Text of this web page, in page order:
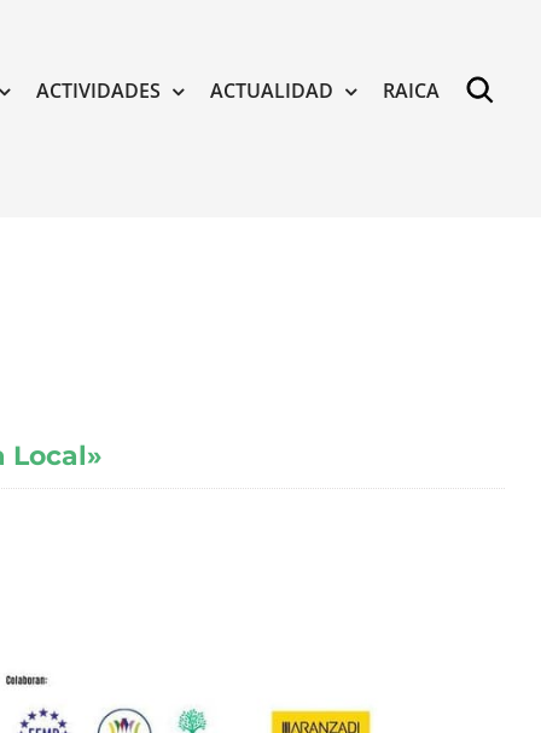
ACTIVIDADES ACTUALIDAD RAICA
Local»